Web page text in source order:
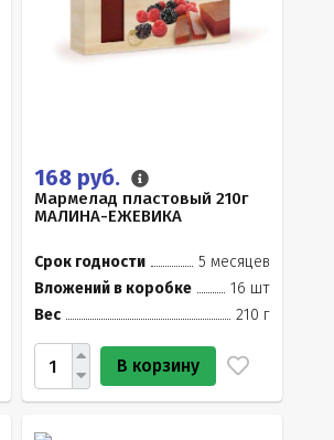
168 руб.
Мармелад пластовый 210г
МАЛИНА-ЕЖЕВИКА
Срок годности
5 месяцев
Вложений в коробке
16 шт
Вес
210 г
В корзину